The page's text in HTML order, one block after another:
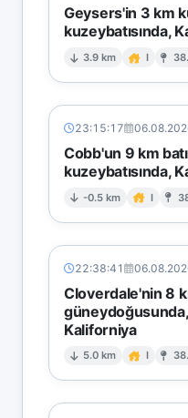
Geysers'in 3 km
kuzeybatısında,
3.9 km I
23:15:17
Cobb'un 9 km
kuzeybatısında,
-0.5 km I
22:38:41
Cloverdale'nin 8
güneydoğusunda,
Kaliforniya
5.0 km I